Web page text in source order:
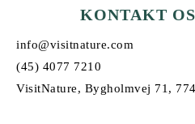
KONTAKT OS
info@visitnature.com
(45) 4077 7210
VisitNature, Bygholmvej 71,